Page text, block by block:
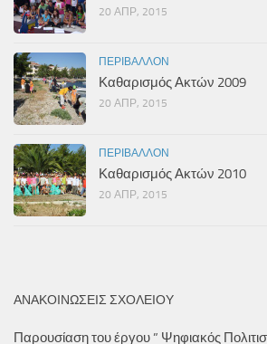
20 ΑΠΡ, 2015
ΠΕΡΙΒΆΛΛΟΝ
Καθαρισμός Ακτών 2009
20 ΑΠΡ, 2015
ΠΕΡΙΒΆΛΛΟΝ
Καθαρισμός Ακτών 2010
20 ΑΠΡ, 2015
ΑΝΑΚΟΙΝΏΣΕΙΣ ΣΧΟΛΕΊΟΥ
Παρουσίαση του έργου ” Ψηφιακός